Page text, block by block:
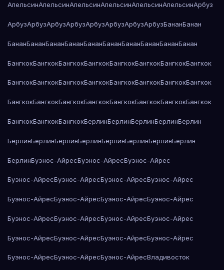
АпельсинАпельсинАпельсинАпельсинАпельсинАпельсинАрбуз
АрбузАрбузАрбузАрбузАрбузАрбузАрбузАрбузБананБанан
БананБананБананБананБананБананБананБананБананБанан
БангкокБангкокБангкокБангкокБангкокБангкокБангкокБангкок
БангкокБангкокБангкокБангкокБангкокБангкокБангкокБангкок
БангкокБангкокБангкокБангкокБангкокБангкокБангкокБангкок
БангкокБангкокБангкокБерлинБерлинБерлинБерлинБерлин
БерлинБерлинБерлинБерлинБерлинБерлинБерлинБерлин
БерлинБуэнос-АйресБуэнос-АйресБуэнос-Айрес
Буэнос-АйресБуэнос-АйресБуэнос-АйресБуэнос-Айрес
Буэнос-АйресБуэнос-АйресБуэнос-АйресБуэнос-Айрес
Буэнос-АйресБуэнос-АйресБуэнос-АйресБуэнос-Айрес
Буэнос-АйресБуэнос-АйресБуэнос-АйресБуэнос-Айрес
Буэнос-АйресБуэнос-АйресБуэнос-АйресВладивосток